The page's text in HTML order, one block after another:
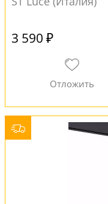
3 590 ₽